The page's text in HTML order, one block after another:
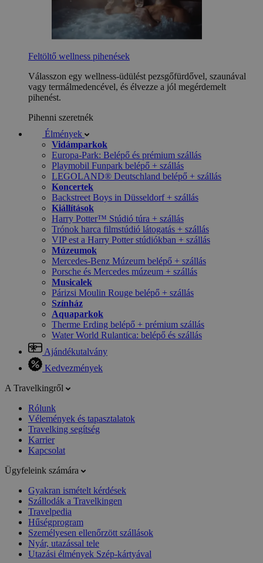
Feltöltő wellness pihenések
Válasszon egy wellness-üdülést pezsgőfürdővel, szaunával
vagy termálmedencével, és élvezze a jól megérdemelt
pihenést.
Pihenni szeretnék
Élmények
Vidámparkok
Europa-Park: Belépő és prémium szállás
Playmobil Funpark belépő + szállás
LEGOLAND® Deutschland belépő + szállás
Koncertek
Backstreet Boys in Düsseldorf + szállás
Kiállítások
Harry Potter™ Stúdió túra + szállás
Trónok harca filmstúdió látogatás + szállás
VIP est a Harry Potter stúdiókban + szállás
Múzeumok
Mercedes-Benz Múzeum belépő + szállás
Porsche és Mercedes múzeum + szállás
Musicalek
Párizsi Moulin Rouge belépő + szállás
Színház
Aquaparkok
Therme Erding belépő + prémium szállás
Water World Rulantica: belépő és szállás
Ajándékutalvány
Kedvezmények
A Travelkingről
Rólunk
Vélemények és tapasztalatok
Travelking segítség
Karrier
Kapcsolat
Ügyfeleink számára
Gyakran ismételt kérdések
Szállodák a Travelkingen
Travelpedia
Hűségprogram
Személyesen ellenőrzött szállások
Nyár, utazással tele
Utazási élmények Szép-kártyával